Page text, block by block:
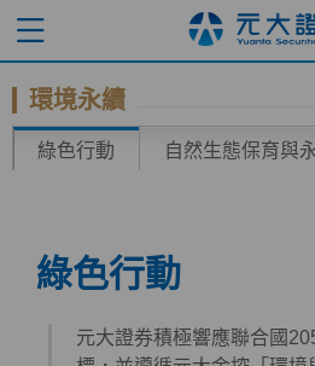
環境永續
綠色行動 自然生態保育與
綠色行動
元大證券積極響應聯合國